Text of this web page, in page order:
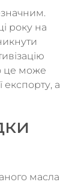
року на
це може
експорту, а
масла